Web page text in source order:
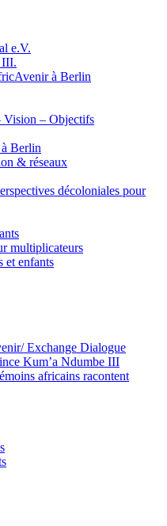
e.V.
III.
à Berlin
– Objectifs
Berlin
& réseaux
décoloniales pour
multiplicateurs
et enfants
Exchange Dialogue
Kum’a Ndumbe III
africains racontent